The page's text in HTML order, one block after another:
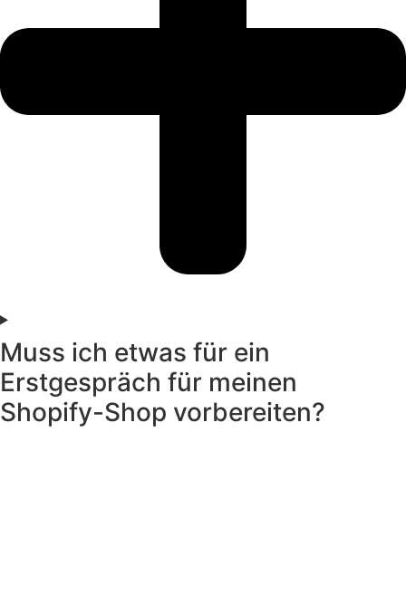
Muss ich etwas für ein
Erstgespräch für meinen
Shopify-Shop vorbereiten?